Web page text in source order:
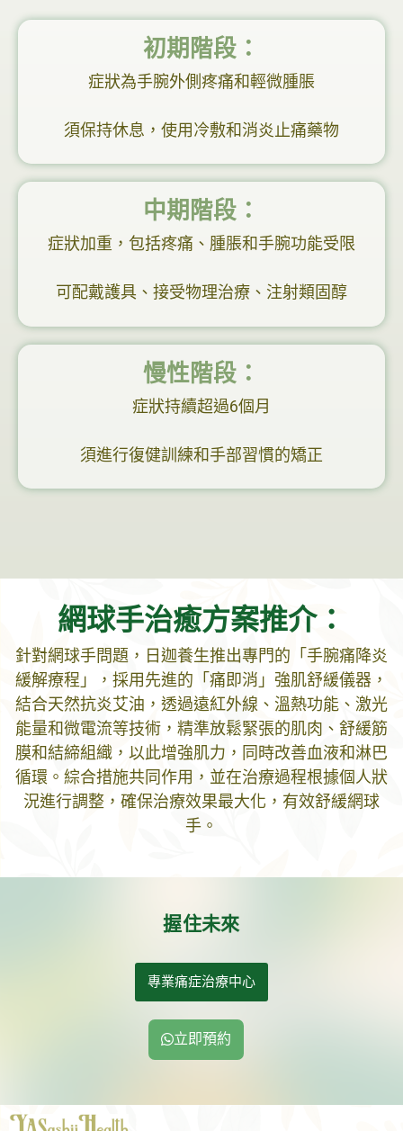
初期階段：
症狀為手腕外側疼痛和輕微腫脹
須保持休息，使用冷敷和消炎止痛藥物
中期階段：
症狀加重，包括疼痛、腫脹和手腕功能受限
可配戴護具、接受物理治療、注射類固醇
慢性階段：
症狀持續超過6個月
須進行復健訓練和手部習慣的矯正
網球手治癒方案推介：
針對網球手問題，日迦養生推出專門的「手腕痛降炎
緩解療程」，採用先進的「痛即消」強肌舒緩儀器，
結合天然抗炎艾油，透過遠紅外線、溫熱功能、激光
能量和微電流等技術，精準放鬆緊張的肌肉、舒緩筋
膜和結締組織，以此增強肌力，同時改善血液和淋巴
循環。綜合措施共同作用，並在治療過程根據個人狀
況進行調整，確保治療效果最大化，有效舒緩網球
手。
握住未來
專業痛症治療中心
立即預約